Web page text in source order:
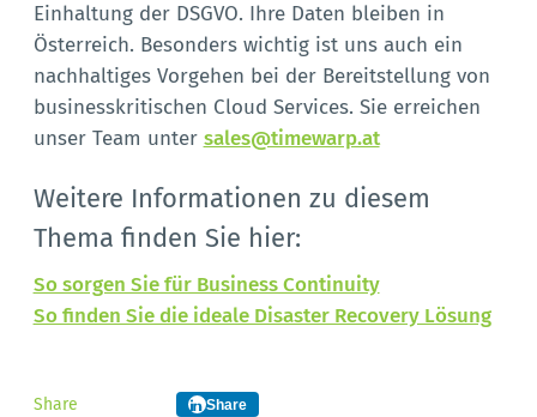
Einhaltung der DSGVO. Ihre Daten bleiben in
Österreich. Besonders wichtig ist uns auch ein
nachhaltiges Vorgehen bei der Bereitstellung von
businesskritischen Cloud Services. Sie erreichen
unser Team unter sales@timewarp.at
Weitere Informationen zu diesem
Thema finden Sie hier:
So sorgen Sie für Business Continuity
So finden Sie die ideale Disaster Recovery Lösung
Share Share